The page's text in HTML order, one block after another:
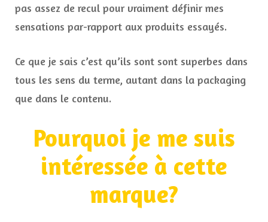
pas assez de recul pour vraiment définir mes
sensations par-rapport aux produits essayés.
Ce que je sais c’est qu’ils sont sont superbes dans
tous les sens du terme, autant dans la packaging
que dans le contenu.
Pourquoi je me suis
intéressée à cette
marque?